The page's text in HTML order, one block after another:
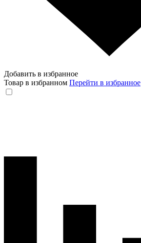
Добавить в избранное
Товар в избранном Перейти в избранное